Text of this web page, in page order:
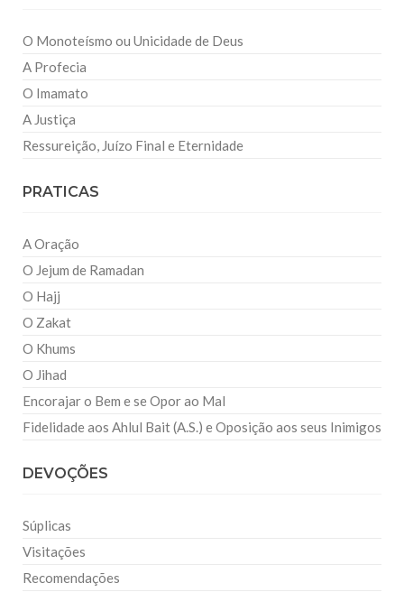
O Monoteísmo ou Unicidade de Deus
A Profecia
O Imamato
A Justiça
Ressureição, Juízo Final e Eternidade
PRATICAS
A Oração
O Jejum de Ramadan
O Hajj
O Zakat
O Khums
O Jihad
Encorajar o Bem e se Opor ao Mal
Fidelidade aos Ahlul Bait (A.S.) e Oposição aos seus Inimigos
DEVOÇÕES
Súplicas
Visitações
Recomendações